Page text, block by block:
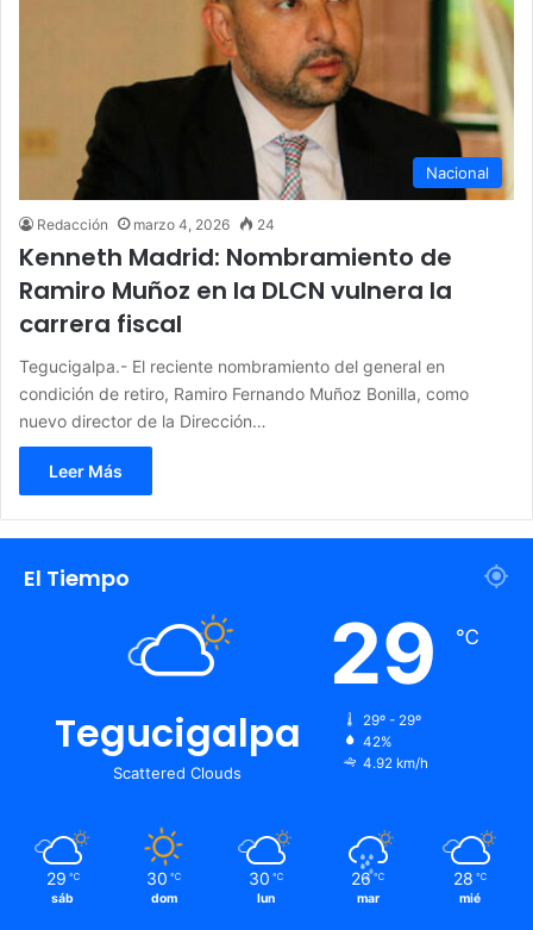
Nacional
Redacción marzo 4, 2026 24
Kenneth Madrid: Nombramiento de
Ramiro Muñoz en la DLCN vulnera la
carrera fiscal
Tegucigalpa.- El reciente nombramiento del general en
condición de retiro, Ramiro Fernando Muñoz Bonilla, como
nuevo director de la Dirección…
Leer Más
El Tiempo
Tegucigalpa
Scattered Clouds
29 ℃
29º - 29º
42%
4.92 km/h
29 ℃
sáb
30 ℃
dom
30 ℃
lun
26 ℃
mar
28 ℃
mié